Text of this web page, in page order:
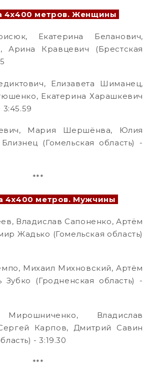
4х400 метров. Женщины
Екатерина Беланович,
Арина Кравцевич (Брестская
Елизавета Шиманец,
Екатерина Харашкевич
Мария Шершёнва, Юлия
(Гомельская область) -
***
4х400 метров. Мужчины
Владислав Сапоненко, Артём
Жадько (Гомельская область)
Михаил Михновский, Артём
Зубко (Гродненская область) -
Владислав
Карпов, Дмитрий Савин
- 3:19.30
***